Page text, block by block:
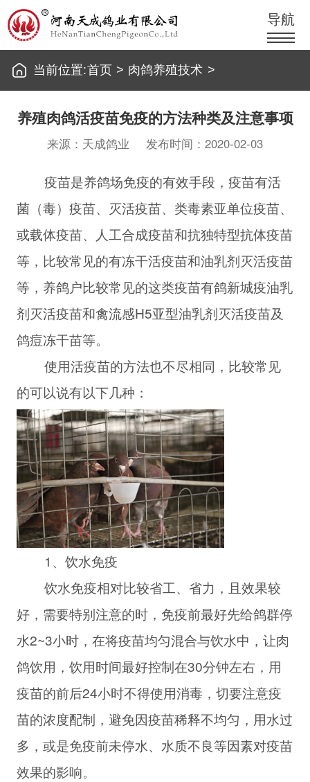
导航
当前位置:首页 > 肉鸽养殖技术 >
养殖肉鸽活疫苗免疫的方法种类及注意事项
来源：天成鸽业 发布时间：2020-02-03
疫苗是养鸽场免疫的有效手段，疫苗有活
菌（毒）疫苗、灭活疫苗、类毒素亚单位疫苗、
或载体疫苗、人工合成疫苗和抗独特型抗体疫苗
等，比较常见的有冻干活疫苗和油乳剂灭活疫苗
等，养鸽户比较常见的这类疫苗有鸽新城疫油乳
剂灭活疫苗和禽流感H5亚型油乳剂灭活疫苗及
鸽痘冻干苗等。
使用活疫苗的方法也不尽相同，比较常见
的可以说有以下几种：
1、饮水免疫
饮水免疫相对比较省工、省力，且效果较
好，需要特别注意的时，免疫前最好先给鸽群停
水2~3小时，在将疫苗均匀混合与饮水中，让肉
鸽饮用，饮用时间最好控制在30分钟左右，用
疫苗的前后24小时不得使用消毒，切要注意疫
苗的浓度配制，避免因疫苗稀释不均匀，用水过
多，或是免疫前未停水、水质不良等因素对疫苗
效果的影响。